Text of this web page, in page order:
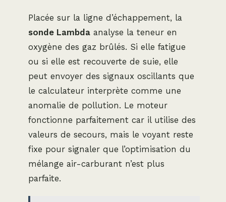
Placée sur la ligne d’échappement, la
sonde Lambda analyse la teneur en
oxygène des gaz brûlés. Si elle fatigue
ou si elle est recouverte de suie, elle
peut envoyer des signaux oscillants que
le calculateur interprète comme une
anomalie de pollution. Le moteur
fonctionne parfaitement car il utilise des
valeurs de secours, mais le voyant reste
fixe pour signaler que l’optimisation du
mélange air-carburant n’est plus
parfaite.